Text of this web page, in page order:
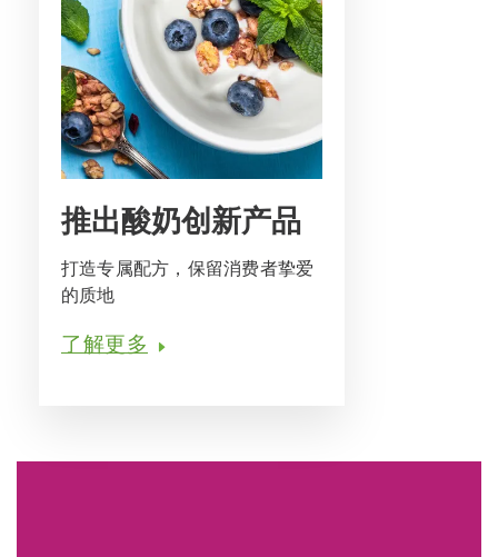
推出酸奶创新产品
打造专属配方，保留消费者挚爱
的质地
了解更多